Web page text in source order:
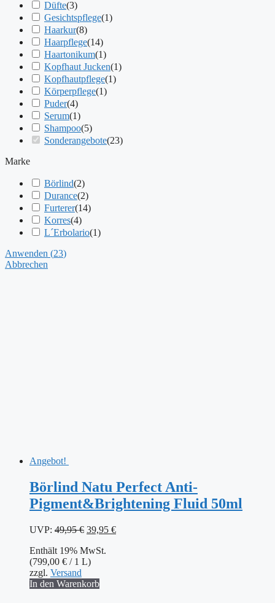
Düfte(3)
Gesichtspflege(1)
Haarkur(8)
Haarpflege(14)
Haartonikum(1)
Kopfhaut Jucken(1)
Kopfhautpflege(1)
Körperpflege(1)
Puder(4)
Serum(1)
Shampoo(5)
Sonderangebote(23)
Marke
Börlind(2)
Durance(2)
Furterer(14)
Korres(4)
L´Erbolario(1)
Anwenden (23)
Abbrechen
Angebot!
Börlind Natu Perfect Anti-
Pigment&Brightening Fluid 50ml
UVP: 49,95€ Ursprünglicher
war:
49,95 €
39,95 €Aktueller
Enthält 19% MwSt.
(799,00 € / 1 L)
zzgl. Versand
In den Warenkorb